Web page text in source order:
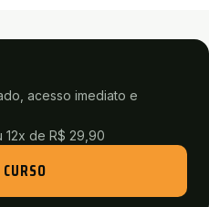
acesso imediato e
12x de R$ 29,90